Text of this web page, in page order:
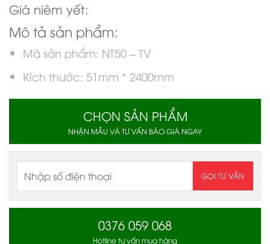
Giá niêm yết:
Mô tả sản phẩm:
Mã sản phẩm: NT50 – TV
Kích thước: 51mm * 2400mm
CHỌN SẢN PHẨM
NHẬN MẪU VÀ TƯ VẤN BÁO GIÁ NGAY
0376 059 068
Hotline tư vấn mua hàng